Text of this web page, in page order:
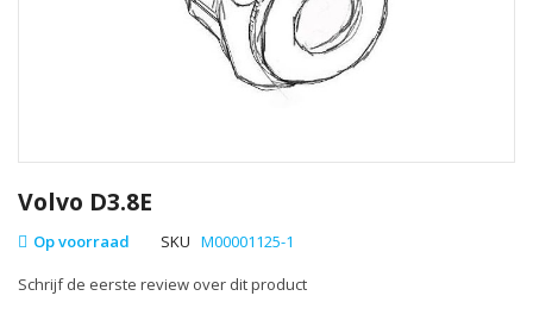
Volvo D3.8E
Op voorraad SKU M00001125-1
Schrijf de eerste review over dit product